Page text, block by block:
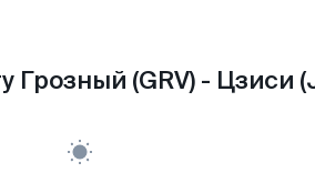
Грозный (GRV) - Цзиси